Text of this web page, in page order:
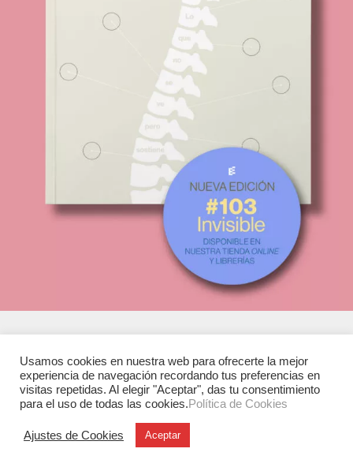
Experimenta
C/ Investigación, 7
28906 Getafe (Madrid)
T. +34 91 6846116
Usamos cookies en nuestra web para ofrecerte la mejor
experiencia de navegación recordando tus preferencias en
visitas repetidas. Al elegir "Aceptar", das tu consentimiento
para el uso de todas las cookies.Política de Cookies
Ajustes de Cookies Aceptar